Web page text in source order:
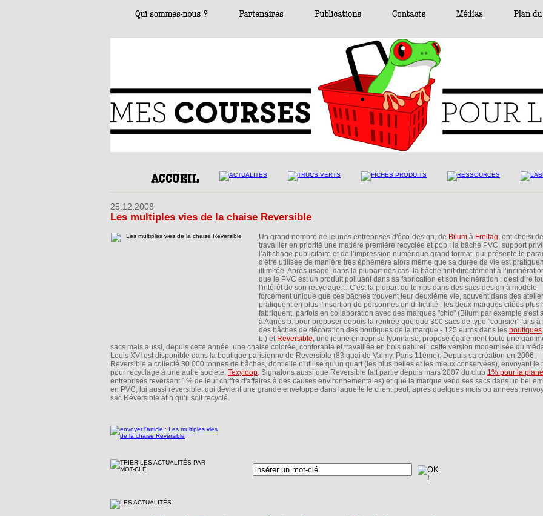
25.12.2008
Les multiples vies de la chaise Reversible
Un grand nombre de jeunes entreprises d'éco-design, de Bilum à Freitag, ont choisi de
travailler en priorité une matière première recyclée et pop : la bâche PVC, support
l’affichage publicitaire et de l’impression numérique grand format, qui présente le
d'être utilisée de manière très éphémère alors même que sa durée de vie est
illimitée. Après usage, dans la plupart des cas, la bâche finit directement à
que le PVC est un produit polluant dans sa fabrication et son incinération : c'est dire
l'intérêt de son recyclage… C'est la plupart du temps dans des sacs design à modèle
forcément unique que ces bâches trouvent leur deuxième vie, souvent dans des
pratiquent en plus l'insertion de personnes en difficulté : les deux marques citées plus
fabriquent, parfois en collaboration avec des marques "chic" (Bilum par exemple s'est
à Agnès b. pour proposer depuis la rentrée quelque 300 sacs de type "coursier" faits à
des bâches de décoration des boutiques de la marque - 125 euros dans les boutiques
b.) et Reversible, une jeune entreprise lyonnaise, propose également toute une
sacs mais aussi, depuis cette année, une chaise colorée, conforable et travaillée en bois naturel : cette version modernisée du
Louis XVI est disponible dans la boutique parisienne de Reversible (83 quai de Valmy, Paris 11ème). Depuis sa création en 2006,
Reversible a collecté 30 000 tonnes de bâches, dont elle n'utilise qu'un quart (les plus belles et les mieux conservées), envoyant le
pour recyclage à une autre société, Texyloop. Signalons aussi que Reversible fait partie depuis mars 2007 du club 1% pour la
entreprises reversant 1% de leur chiffre d'affaires à des causes environnementales) et que la marque vend ses sacs dans un bel
en PVC, lui aussi réversible, qui devient une grande enveloppe dans laquelle le client peut, après quelques mois ou années,
sac Réversible afin qu’il soit recyclé.